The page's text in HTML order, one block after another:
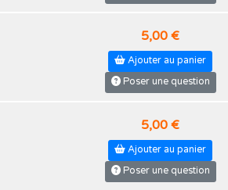
5,00 €
Ajouter au panier
Poser une question
5,00 €
Ajouter au panier
Poser une question